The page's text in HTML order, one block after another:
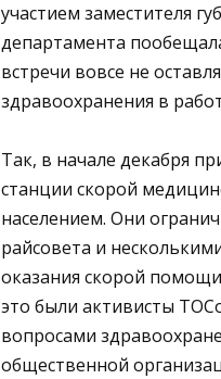
участием заместителя
департамента
встречи вовсе не
здравоохранения в
Так, в начале декабря
станции скорой
населением. Они
райсовета и
оказания скорой
это были активисты
вопросами
общественной